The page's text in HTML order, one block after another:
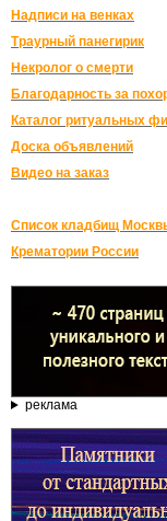
Надписи на венках
Траурный панегирик
Некролог о смерти
Благодарность за
Каталог ритуальных
Доска объявлений
Видео на заказ
Список кладбищ
Крематории России
реклама